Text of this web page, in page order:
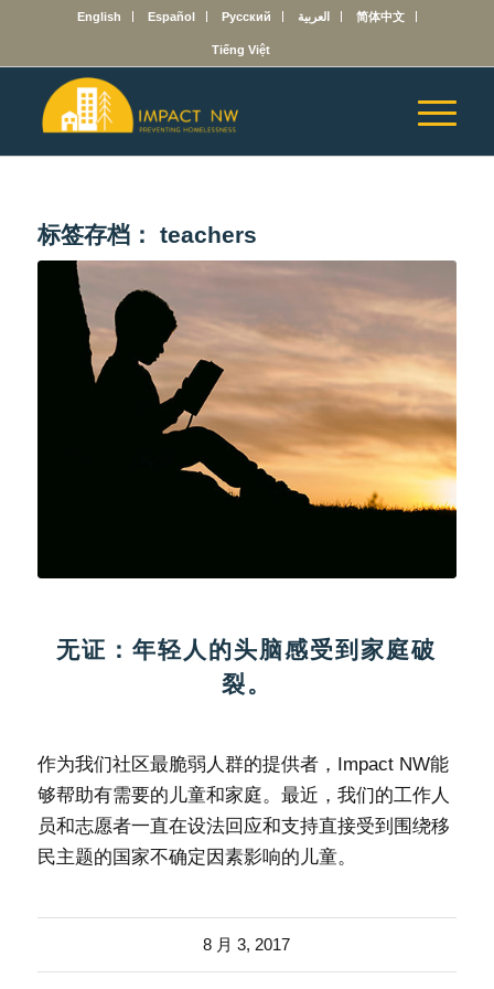
English Español Русский العربية 简体中文
Tiếng Việt
标签存档： teachers
无证：年轻人的头脑感受到家庭破
裂。
作为我们社区最脆弱人群的提供者，Impact NW能
够帮助有需要的儿童和家庭。最近，我们的工作人
员和志愿者一直在设法回应和支持直接受到围绕移
民主题的国家不确定因素影响的儿童。
8 月 3, 2017